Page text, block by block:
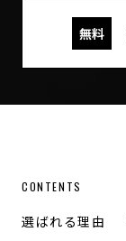
無料
CONTENTS
選ばれる理由